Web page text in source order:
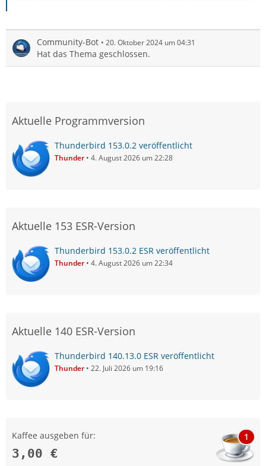
Community-Bot 20. Oktober 2024 um 04:31
Hat das Thema geschlossen.
Aktuelle Programmversion
Thunderbird 153.0.2 veröffentlicht
Thunder 4. August 2026 um 22:28
Aktuelle 153 ESR-Version
Thunderbird 153.0.2 ESR veröffentlicht
Thunder 4. August 2026 um 22:34
Aktuelle 140 ESR-Version
Thunderbird 140.13.0 ESR veröffentlicht
Thunder 22. Juli 2026 um 19:16
Kaffee ausgeben für:
3,00 €
1